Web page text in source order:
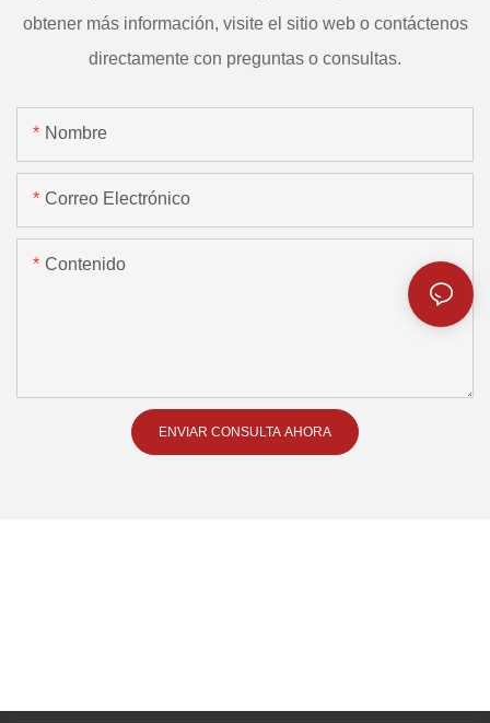
obtener más información, visite el sitio web o contáctenos
directamente con preguntas o consultas.
Nombre
Correo Electrónico
Contenido
ENVIAR CONSULTA AHORA